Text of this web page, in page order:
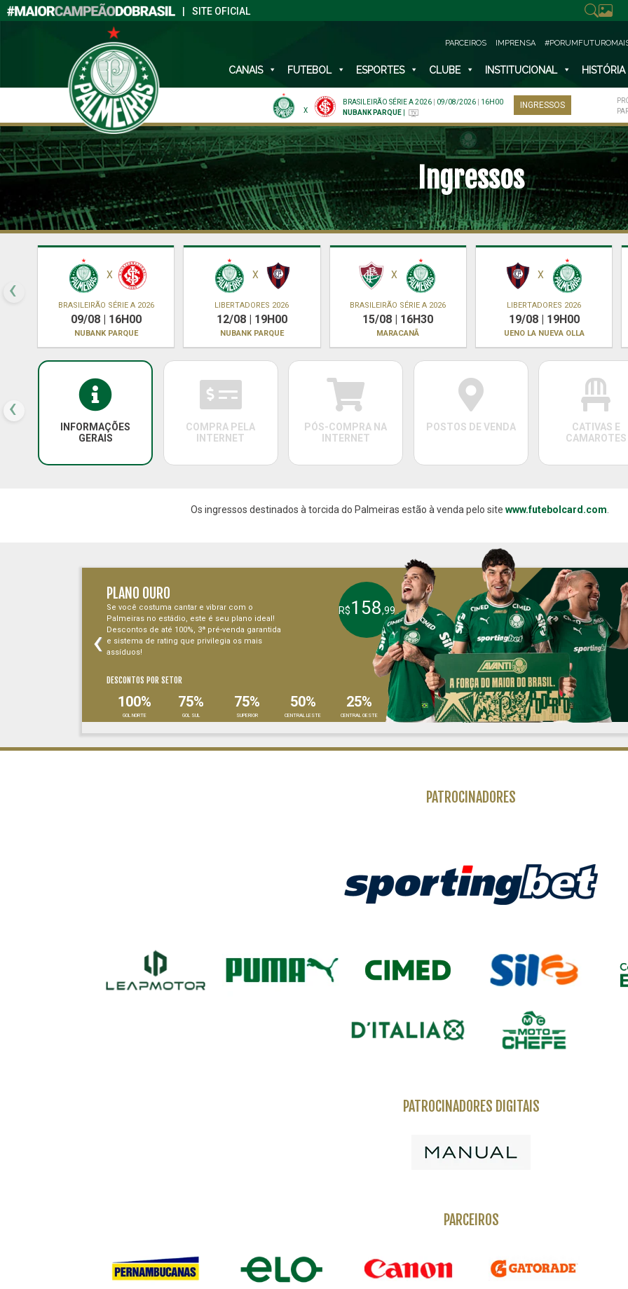
SITE OFICIAL
PARCEIROS IMPRENSA
CANAIS FUTEBOL ESPORTES CLUBE INSTITUCIONAL HISTÓRIA
X
BRASILEIRÃO SÉRIE A 2026 09/08/2026
16H00
NUBANK PARQUE
INGRESSOS
Ingressos
X
BRASILEIRÃO SÉRIE A 2026
09/08 | 16H00
NUBANK PARQUE
X
LIBERTADORES 2026
12/08 | 19H00
NUBANK PARQUE
X
BRASILEIRÃO SÉRIE A 2026
15/08 | 16H30
MARACANÃ
X
LIBERTADORES 2026
19/08 | 19H00
UENO LA NUEVA OLLA
‹
INFORMAÇÕES
GERAIS
COMPRA PELA
INTERNET
PÓS-COMPRA NA
INTERNET
POSTOS DE VENDA
CATIVAS E
CAMAROTES
‹
Os ingressos destinados à torcida do Palmeiras estão à venda pelo site www.futebolcard.com
PLANO OURO
Se você costuma cantar e vibrar com o
Palmeiras no estádio, este é seu plano ideal!
Descontos de até 100%, 3ª pré-venda garantida
e sistema de rating que privilegia os mais
assíduos!
DESCONTOS POR SETOR
100%
GOL NORTE
75%
GOL SUL
75%
SUPERIOR
50%
CENTRAL LESTE
25%
CENTRAL OESTE
R$158,99
‹
PATROCINADORES
PATROCINADORES DIGITAIS
PARCEIROS